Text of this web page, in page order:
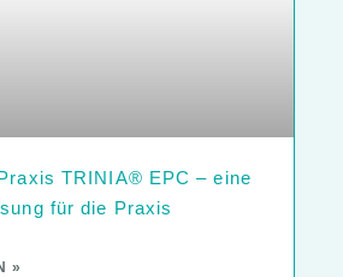
TRINIA® EPC – eine
für die Praxis
»